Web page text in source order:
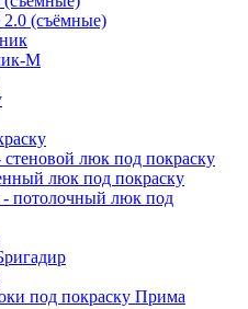
(съёмные)
М
люк под покраску
люк под покраску
потолочный люк под
под покраску Прима